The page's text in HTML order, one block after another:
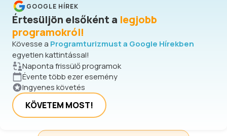
GOOGLE HÍREK
Értesüljön elsőként a legjobb
programokról!
Kövesse a Programturizmust a Google Hírekben
egyetlen kattintással!
Naponta frissülő programok
Évente több ezer esemény
Ingyenes követés
KÖVETEM MOST!